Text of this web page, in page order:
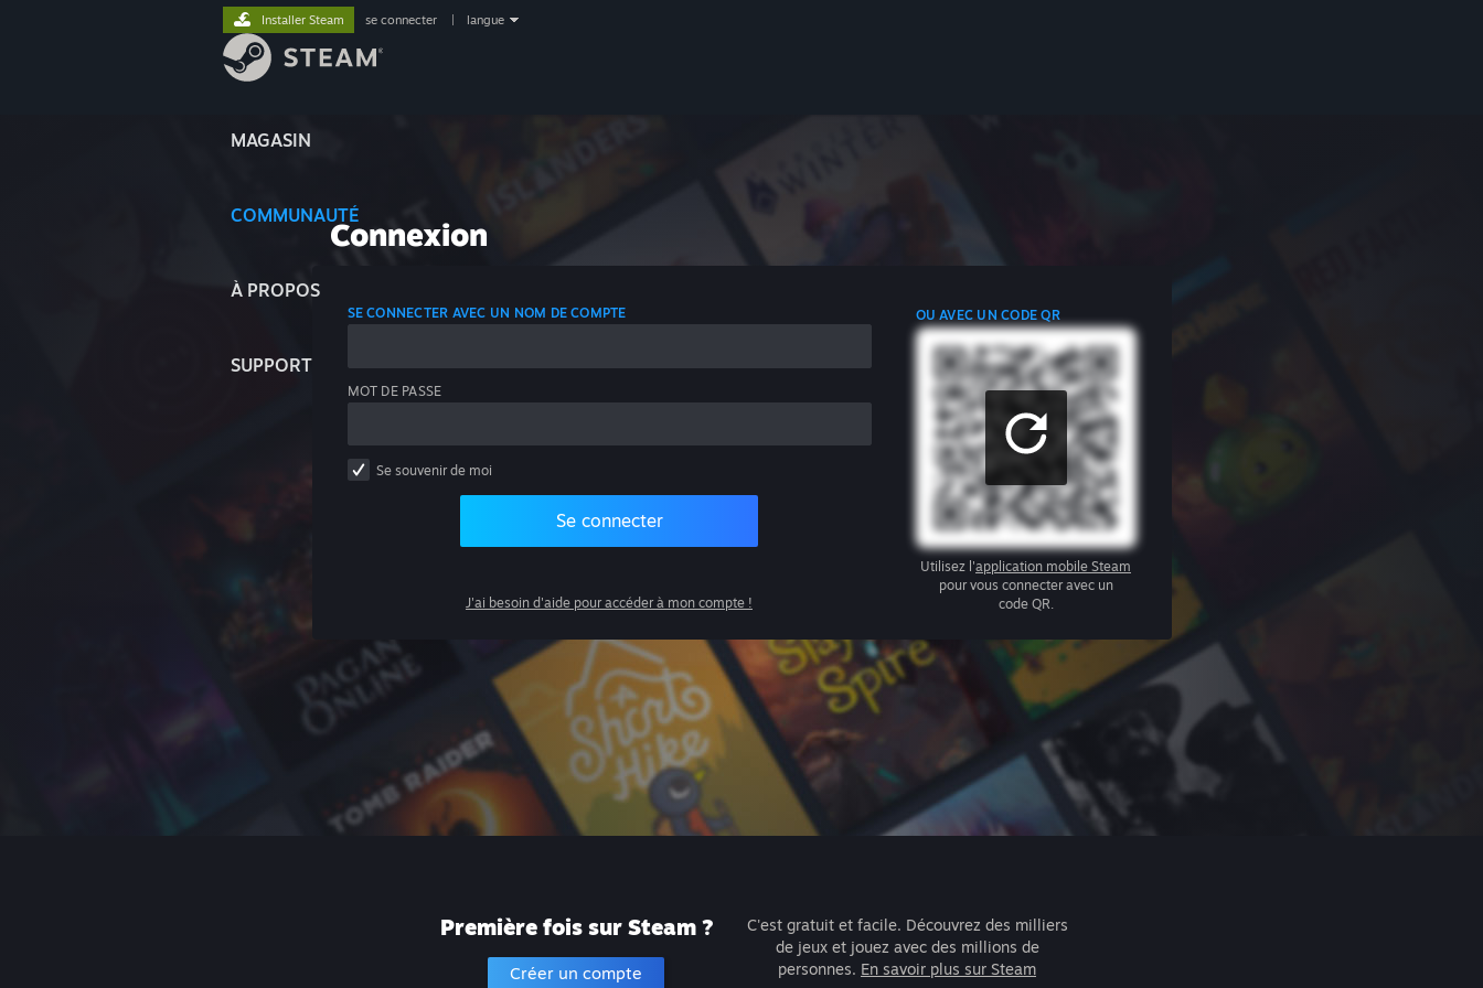
MAGASIN
COMMUNAUTÉ
À PROPOS
SUPPORT
Installer Steam se connecter langue
Connexion
SE CONNECTER AVEC UN NOM DE COMPTE
MOT DE PASSE
Se souvenir de moi
Se connecter
J'ai besoin d'aide pour accéder à mon compte !
OU AVEC UN CODE QR
Utilisez l'application mobile Steam
pour vous connecter avec un
code QR.
Première fois sur Steam ?
Créer un compte
C'est gratuit et facile. Découvrez des milliers
de jeux et jouez avec des millions de
personnes. En savoir plus sur Steam